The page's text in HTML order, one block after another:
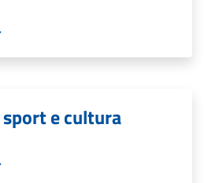
e cultura